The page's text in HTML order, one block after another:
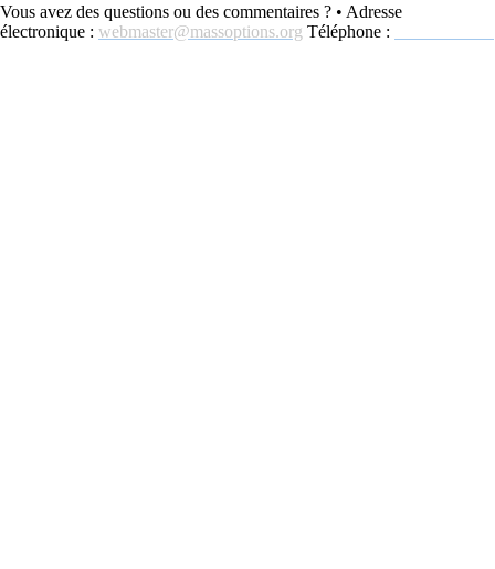
Vous avez des questions ou des commentaires ? • Adresse
électronique : webmaster@massoptions.org Téléphone :